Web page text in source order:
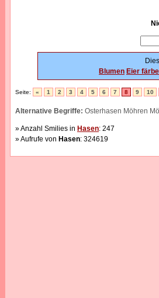
Blumen Eier
Seite: « 1 2 3 4 5 6 7 8 9 10
Alternative Begriffe: Osterhasen Möhren
» Anzahl Smilies in Hasen: 247
» Aufrufe von Hasen: 324619